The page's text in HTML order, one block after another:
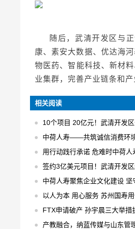
随后，武清开发区与
康、素安大数据、优达海
物医药、智能科技、新材
业集群，完善产业链条和
相关阅读
10个项目 20亿元！武清开发区全力冲
中荷人寿——共筑诚信消费环
用行动践行承诺 危难时中荷人
签约3亿美元项目！武清开发区
中荷人寿聚焦企业文化建设
以人为本 用心服务 苏州国寿用优
FTX申请破产 孙宇晨三大举措
产教融合，纳蓝传媒与山东管理学